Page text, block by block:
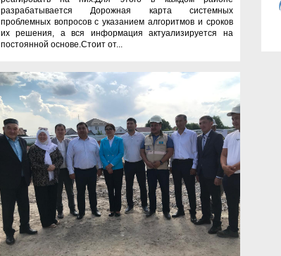
разрабатывается Дорожная карта системных
проблемных вопросов с указанием алгоритмов и сроков
их решения, а вся информация актуализируется на
постоянной основе.Стоит от...